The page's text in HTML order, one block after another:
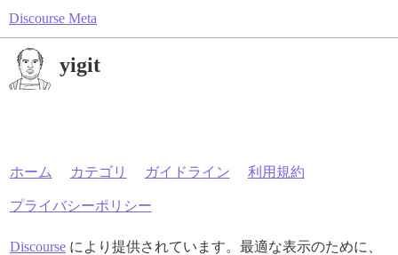
Discourse Meta
yigit
ホーム カテゴリ ガイドライン 利用規約
プライバシーポリシー
Discourseにより提供されています。最適な表示のために、